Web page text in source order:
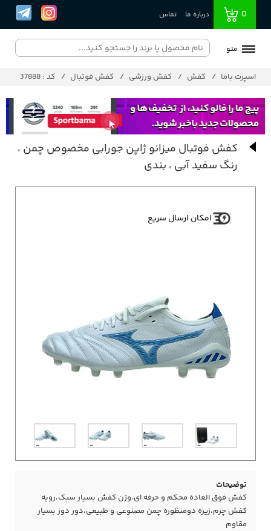
0 درباره ما تماس
منو
اسپرت باما کفش کفش ورزشی کفش فوتبال کد : 37888
کفش فوتبال میزانو ژاپن جورابی مخصوص چمن ،
رنگ سفید آبی ، بندی
امکان ارسال سریع
توضیحات
کفش فوق العاده محکم و حرفه ای،وزن کفش بسیار سبک،رویه
کفش چرم،زیره دومنظوره چمن مصنوعی و طبیعی،دور دوز بسیار
مقاوم